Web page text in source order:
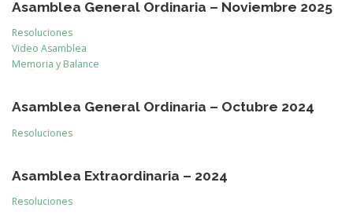
Asamblea General Ordinaria – Noviembre 2025
Resoluciones
Video Asamblea
Memoria y Balance
Asamblea General Ordinaria – Octubre 2024
Resoluciones
Asamblea Extraordinaria – 2024
Resoluciones